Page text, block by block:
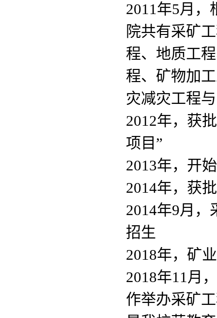
2011年5月
院共有采矿
程、地质工
程、矿物加
灾减灾工程
2012年，获
项目”
2013年，开
2014年，获
2014年9月，
招生
2018年，矿
2018年11月
作举办采矿